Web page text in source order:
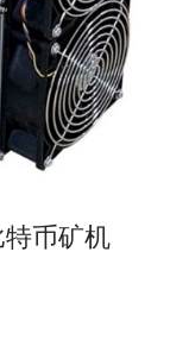
币矿机